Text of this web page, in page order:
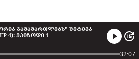
ᲒᲐᲛᲐᲛᲐᲠᲗᲚᲔᲑᲡ" ᲨᲔᲢᲔᲕᲐ
4): ᲔᲞᲘᲖᲝᲓᲘ 4
32:07